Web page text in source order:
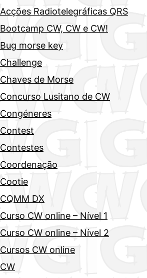
Acções Radiotelegráficas QRS
Bootcamp CW, CW e CW!
Bug morse key
Challenge
Chaves de Morse
Concurso Lusitano de CW
Congéneres
Contest
Contestes
Coordenação
Cootie
CQMM DX
Curso CW online – Nível 1
Curso CW online – Nível 2
Cursos CW online
CW